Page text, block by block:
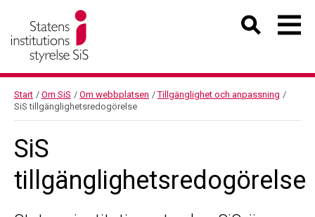
Start / Om SiS / Om webbplatsen / Tillgänglighet och anpassning /
SiS tillgänglighetsredogörelse
SiS
tillgänglighetsredogörelse